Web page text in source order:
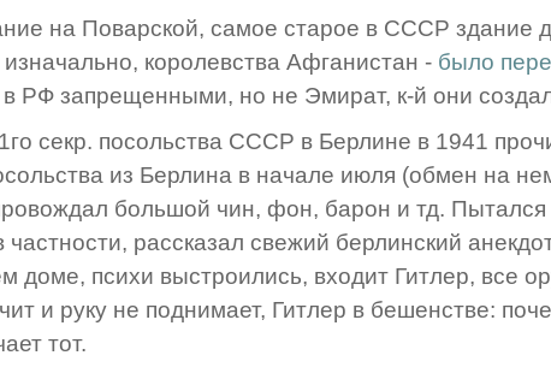
на Поварской, самое старое в СССР здание
изначально, королевства Афганистан - было
в РФ запрещенными, но не Эмират, к-й они
секр. посольства СССР в Берлине в 1941
из Берлина в начале июля (обмен на
большой чин, фон, барон и тд. Пытался
частности, рассказал свежий берлинский
доме, психи выстроились, входит Гитлер, все
и руку не поднимает, Гитлер в бешенстве:
тот.